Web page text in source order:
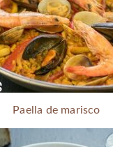
Paella de marisco